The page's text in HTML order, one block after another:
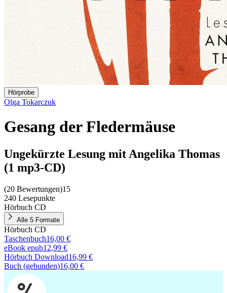
Hörprobe
Olga Tokarczuk
Gesang der Fledermäuse
Ungekürzte Lesung mit Angelika Thomas
(1 mp3-CD)
(20 Bewertungen)15
240 Lesepunkte
Hörbuch CD
Alle 5 Formate
Hörbuch CD
Taschenbuch16,00 €
eBook epub12,99 €
Hörbuch Download16,99 €
Buch (gebunden)16,00 €